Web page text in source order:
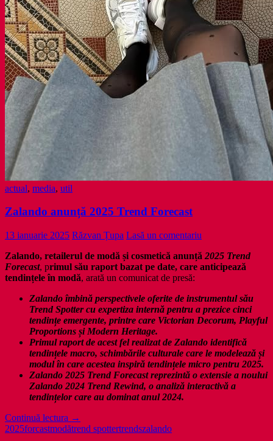
actual, media, util
Zalando anunță 2025 Trend Forecast
13 ianuarie 2025 Răzvan Țupa Lasă un comentariu
Zalando, retailerul de modă și cosmetică anunță 2025 Trend
Forecast, primul său raport bazat pe date, care anticipează
tendințele în modă, arată un comunicat de presă:
Zalando îmbină perspectivele oferite de instrumentul său
Trend Spotter cu expertiza internă pentru a prezice cinci
tendințe emergente, printre care Victorian Decorum, Playful
Proportions și Modern Heritage.
Primul raport de acest fel realizat de Zalando identifică
tendințele macro, schimbările culturale care le modelează și
modul în care acestea inspiră tendințele micro pentru 2025.
Zalando 2025 Trend Forecast reprezintă o extensie a noului
Zalando 2024 Trend Rewind, o analiză interactivă a
tendințelor care au dominat anul 2024.
Continuă lectura Zalando
anunță
→
2025forcastmodătrend spottertrendszalando